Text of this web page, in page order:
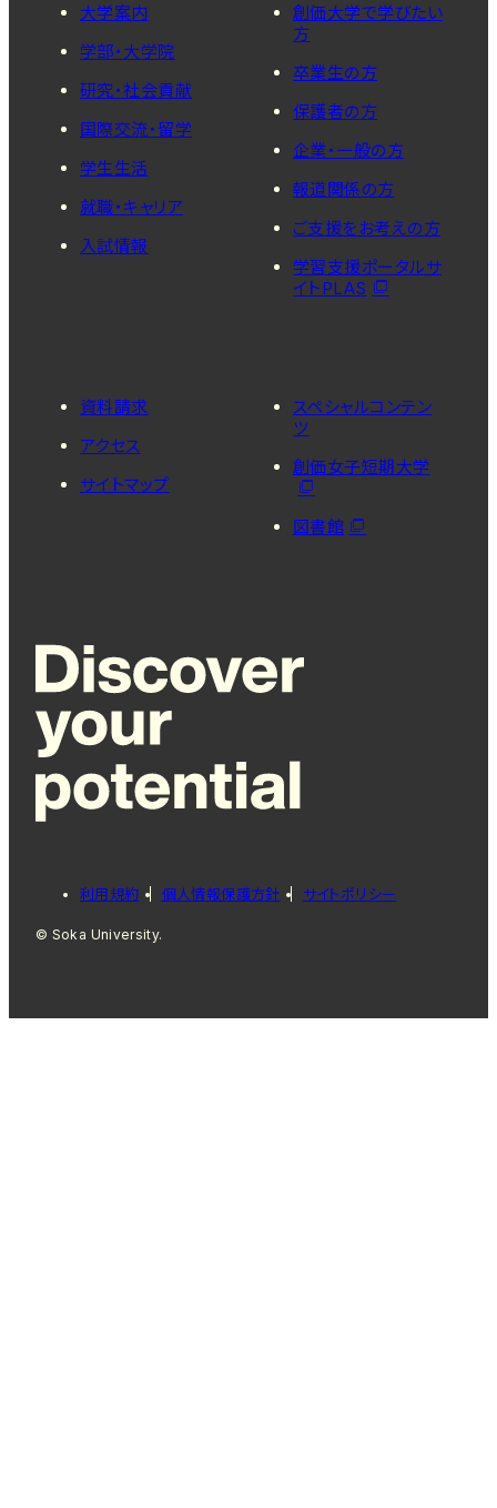
大学案内
学部・大学院
研究・社会貢献
国際交流・留学
学生生活
就職・キャリア
入試情報
創価大学で学びたい
方
卒業生の方
保護者の方
企業・一般の方
報道関係の方
ご支援をお考えの方
学習支援ポータルサ
イトPLAS
資料請求
アクセス
サイトマップ
スペシャルコンテン
ツ
創価女子短期大学
図書館
利用規約 個人情報保護方針 サイトポリシー
© Soka University.